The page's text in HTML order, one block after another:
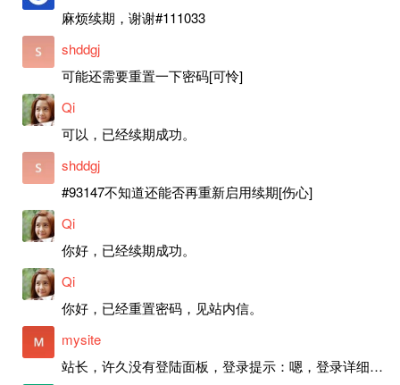
麻烦续期，谢谢#111033
shddgj
可能还需要重置一下密码[可怜]
Qi
可以，已经续期成功。
shddgj
#93147不知道还能否再重新启用续期[伤心]
Qi
你好，已经续期成功。
Qi
你好，已经重置密码，见站内信。
mysite
站长，许久没有登陆面板，登录提示：嗯，登录详细信息似乎不正确。请重试。 网站还可以正常使用。如果是密码问题请帮忙重置一下密码。谢谢。订单号：97790，账号：aa20210950。 站长，提交了工单，你回复续期成功，不过我的问题是面部登陆信息有问题，一直是初始密码，现在无法登陆，有时间麻烦排查一下。